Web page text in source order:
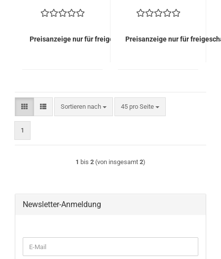
EURO)
Preisanzeige nur für freigeschaltete Kunden
EURO)
Preisanzeige nur für
Sortieren nach
Sortieren nach 45 pro Seite
pro Seite
1
1 bis 2 (von insgesamt 2)
Newsletter-Anmeldung
ZUR
E-
Mail